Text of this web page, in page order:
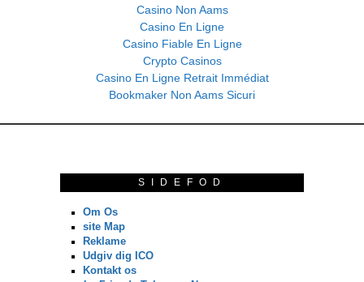
Casino Non Aams
Casino En Ligne
Casino Fiable En Ligne
Crypto Casinos
Casino En Ligne Retrait Immédiat
Bookmaker Non Aams Sicuri
SIDEFOD
Om Os
site Map
Reklame
Udgiv dig ICO
Kontakt os